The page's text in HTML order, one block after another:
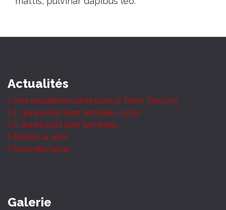
Actualités
Une excellente soirée pour le Team TeeCom
L' année s'est bien terminée... 2020
L' année s'est bien terminée...
Matchs à venir
Nouvelle tenue
Galerie